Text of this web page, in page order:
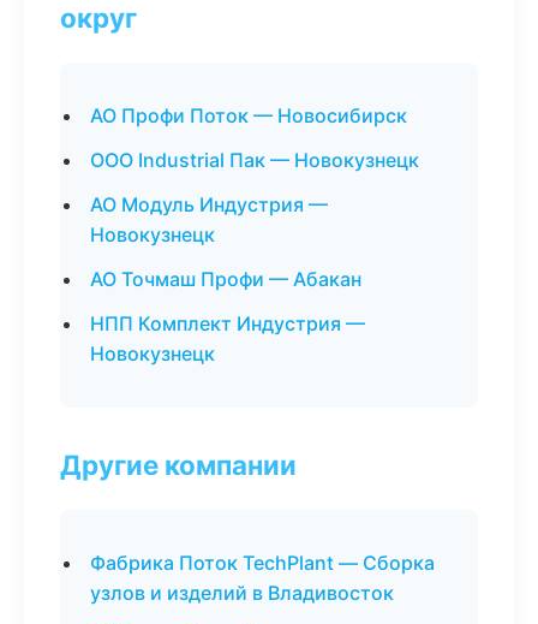
округ
АО Профи Поток — Новосибирск
ООО Industrial Пак — Новокузнецк
АО Модуль Индустрия —
Новокузнецк
АО Точмаш Профи — Абакан
НПП Комплект Индустрия —
Новокузнецк
Другие компании
Фабрика Поток TechPlant — Сборка
узлов и изделий в Владивосток